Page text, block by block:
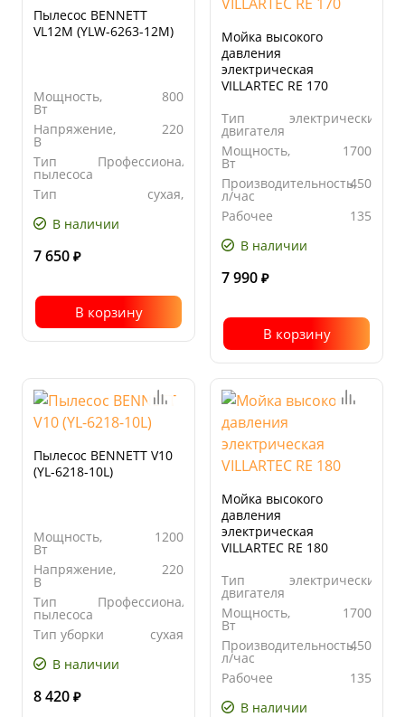
Пылесос BENNETT
VL12M (YLW-6263-12M)
Мощность,
Вт
800
Напряжение,
В
220
Тип
пылесоса
Профессиональный
Тип
сухая,
влажная
В наличии
7 650 ₽
В корзину
Мойка высокого
давления
электрическая
VILLARTEC RE 170
Тип
двигателя
электрический
Мощность,
Вт
1700
Производительность,
л/час
450
Рабочее
бар
135
В наличии
7 990 ₽
В корзину
Пылесос BENNETT V10
(YL-6218-10L)
Мощность,
Вт
1200
Напряжение,
В
220
Тип
пылесоса
Профессиональный
Тип уборки
сухая
В наличии
8 420 ₽
Мойка высокого
давления
электрическая
VILLARTEC RE 180
Тип
двигателя
электрический
Мощность,
Вт
1700
Производительность,
л/час
450
Рабочее
бар
135
В наличии